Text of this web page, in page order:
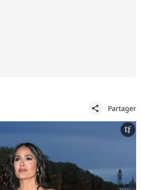
share Partager